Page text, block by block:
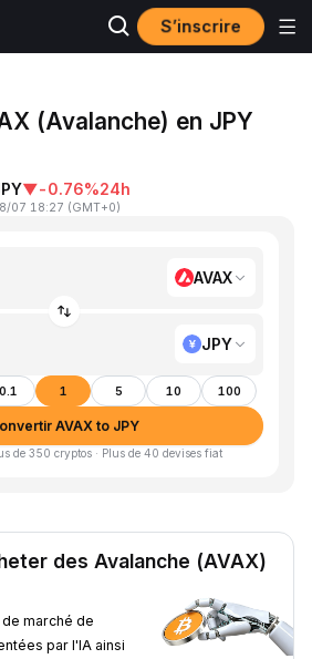
S’inscrire
(Avalanche) en JPY
▼-0.76%24h
07 18:27 (GMT+0)
AVAX
JPY
0.1 1 5 10 100
AVAX to JPY
de 350 cryptos · Plus de 40 devises fiat
des Avalanche (AVAX)
marché de
par l'IA ainsi